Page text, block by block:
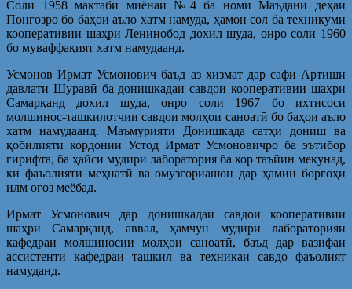
Соли 1958 мактаби миёнаи №4 ба номи Маъдани деҳаи
Понғозро бо баҳои аъло хатм намуда, ҳамон сол ба техникуми
кооперативии шаҳри Ленинобод дохил шуда, онро соли 1960
бо муваффақият хатм намудаанд.
Усмонов Ирмат Усмонович баъд аз хизмат дар сафи Артиши
давлати Шуравӣ ба донишкадаи савдои кооперативии шаҳри
Самарқанд дохил шуда, онро соли 1967 бо ихтисоси
молшинос-ташкилотчии савдои молҳои саноатӣ бо баҳои аъло
хатм намудаанд. Маъмурияти Донишкада сатҳи дониш ва
қобилияти кордонии Устод Ирмат Усмоновичро ба эътибор
гирифта, ба ҳайси мудири лаборатория ба кор таъйин мекунад,
ки фаъолияти меҳнатӣ ва омӯзгориашон дар ҳамин боргоҳи
илм оғоз меёбад.
Ирмат Усмонович дар донишкадаи савдои кооперативии
шаҳри Самарқанд, аввал, ҳамчун мудири лабораторияи
кафедраи молшиносии молҳои саноатӣ, баъд дар вазифаи
ассистенти кафедраи ташкил ва техникаи савдо фаъолият
намуданд.